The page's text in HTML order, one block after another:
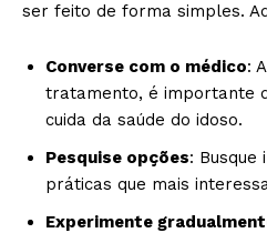
ser feito de forma simples.
Converse com o médico:
tratamento, é importante
cuida da saúde do idoso.
Pesquise opções: Busque
práticas que mais
Experimente